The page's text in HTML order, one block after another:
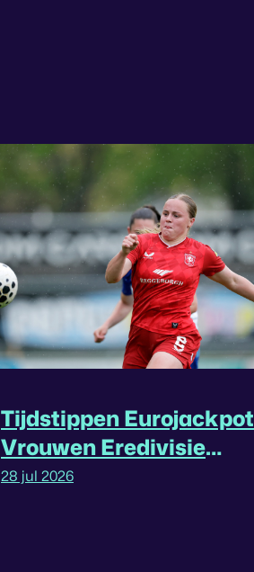
Tijdstippen Eurojackpot
Vrouwen Eredivisie
omgedraaid
28 jul 2026